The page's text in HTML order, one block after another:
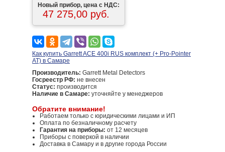
Новый прибор, цена с НДС:
47 275,00 руб.
Как купить Garrett ACE 400i RUS комплект (+ Pro-Pointer
AT) в Самаре
Производитель: Garrett Metal Detectors
Госреестр РФ: не внесен
Статус: производится
Наличие в Самаре: уточняйте у менеджеров
Обратите внимание!
Работаем только с юридическими лицами и ИП
Оплата по безналичному расчету
Гарантия на приборы: от 12 месяцев
Приборы с поверкой в наличии
Доставка в Самару и в другие города России